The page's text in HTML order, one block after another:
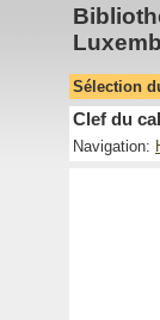
Sélection
Clef du
Navigation: